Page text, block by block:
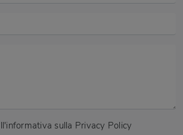
sulla Privacy Policy